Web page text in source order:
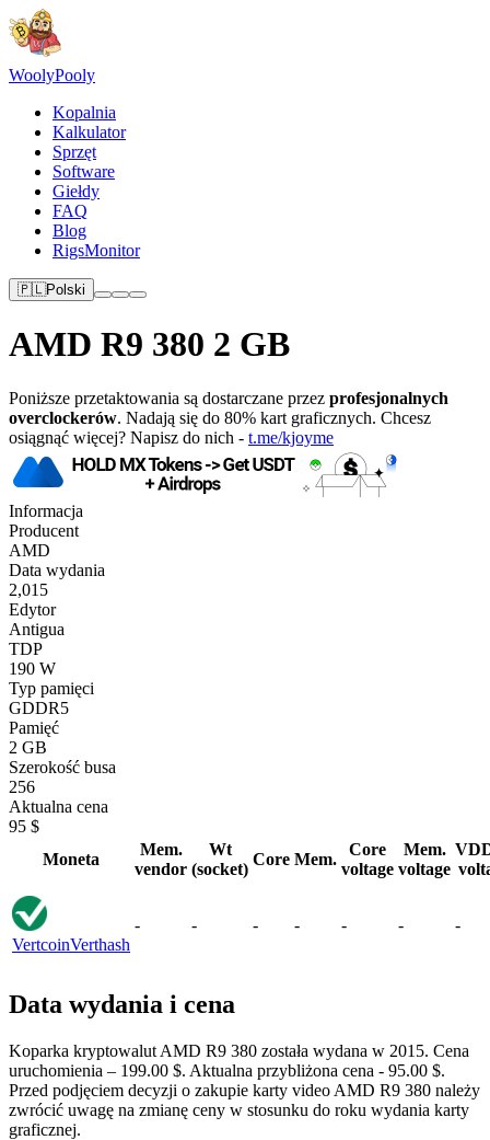
WoolyPooly
Kopalnia
Kalkulator
Sprzęt
Software
Giełdy
FAQ
Blog
RigsMonitor
🇵🇱Polski
AMD R9 380 2 GB
Poniższe przetaktowania są dostarczane przez profesjonalnych
overclockerów. Nadają się do 80% kart graficznych. Chcesz
osiągnąć więcej? Napisz do nich - t.me/kjoyme
Informacja
Producent
AMD
Data wydania
2,015
Edytor
Antigua
TDP
190 W
Typ pamięci
GDDR5
Pamięć
2 GB
Szerokość busa
256
Aktualna cena
95 $
Moneta
Mem.
vendor
Wt
(socket)
Core Mem.
Core
voltage
Mem.
voltage
VertcoinVerthash
- - - - - - -
Data wydania i cena
Koparka kryptowalut AMD R9 380 została wydana w 2015. Cena
uruchomienia – 199.00 $. Aktualna przybliżona cena - 95.00 $.
Przed podjęciem decyzji o zakupie karty video AMD R9 380 należy
zwrócić uwagę na zmianę ceny w stosunku do roku wydania karty
graficznej.